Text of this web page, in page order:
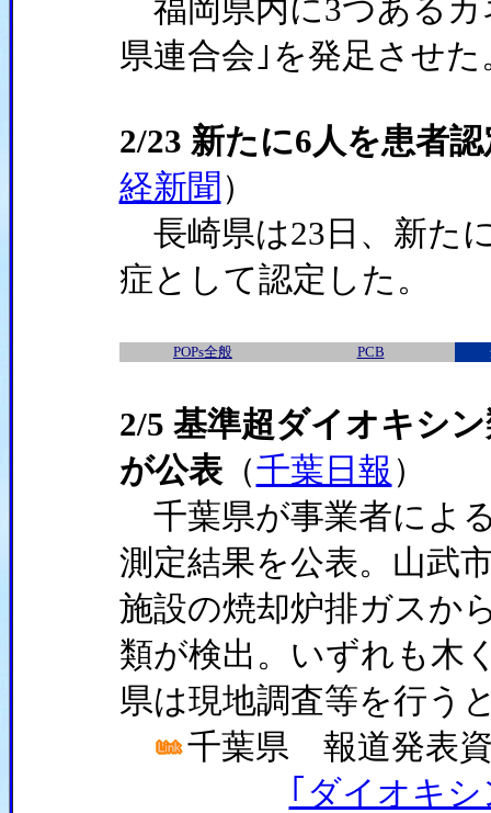
福岡県内に3つあるカ
県連合会｣を発足させた
2/23 新たに6人を患者
経新聞 ）
長崎県は23日、新た
症として認定した。
POPs全般 PCB
2/5 基準超ダイオキシ
が公表（千葉日報 ）
千葉県が事業者によ
測定結果を公表。山武
施設の焼却炉排ガスか
類が検出。いずれも木
県は現地調査等を行う
千葉県 報道発表
｢ダイオキ